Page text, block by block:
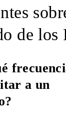
de los
a un